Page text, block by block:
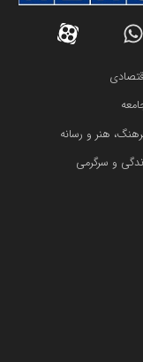
هنر و رسانه
و سرگرمی